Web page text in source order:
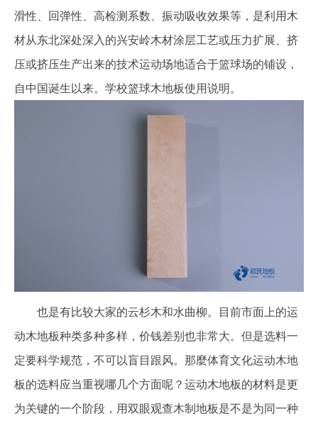
滑性、回弹性、高检测系数、振动吸收效果等，是利用木
材从东北深处深入的兴安岭木材涂层工艺或压力扩展、挤
压或挤压生产出来的技术运动场地适合于篮球场的铺设，
自中国诞生以来。学校篮球木地板使用说明。
也是有比较大家的云杉木和水曲柳。目前市面上的运
动木地板种类多种多样，价钱差别也非常大。但是选料一
定要科学规范，不可以盲目跟风。那麼体育文化运动木地
板的选料应当重视哪几个方面呢？运动木地板的材料是更
为关键的一个阶段，用双眼观查木制地板是不是为同一种